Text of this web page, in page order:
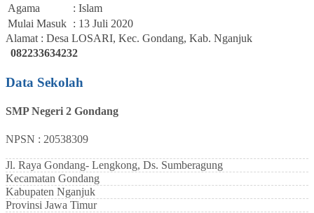
Agama
: Islam
Mulai Masuk : 13 Juli 2020
Alamat : Desa LOSARI, Kec. Gondang, Kab. Nganjuk
082233634232
Data Sekolah
SMP Negeri 2 Gondang
NPSN : 20538309
Jl. Raya Gondang- Lengkong, Ds. Sumberagung
Kecamatan Gondang
Kabupaten Nganjuk
Provinsi Jawa Timur